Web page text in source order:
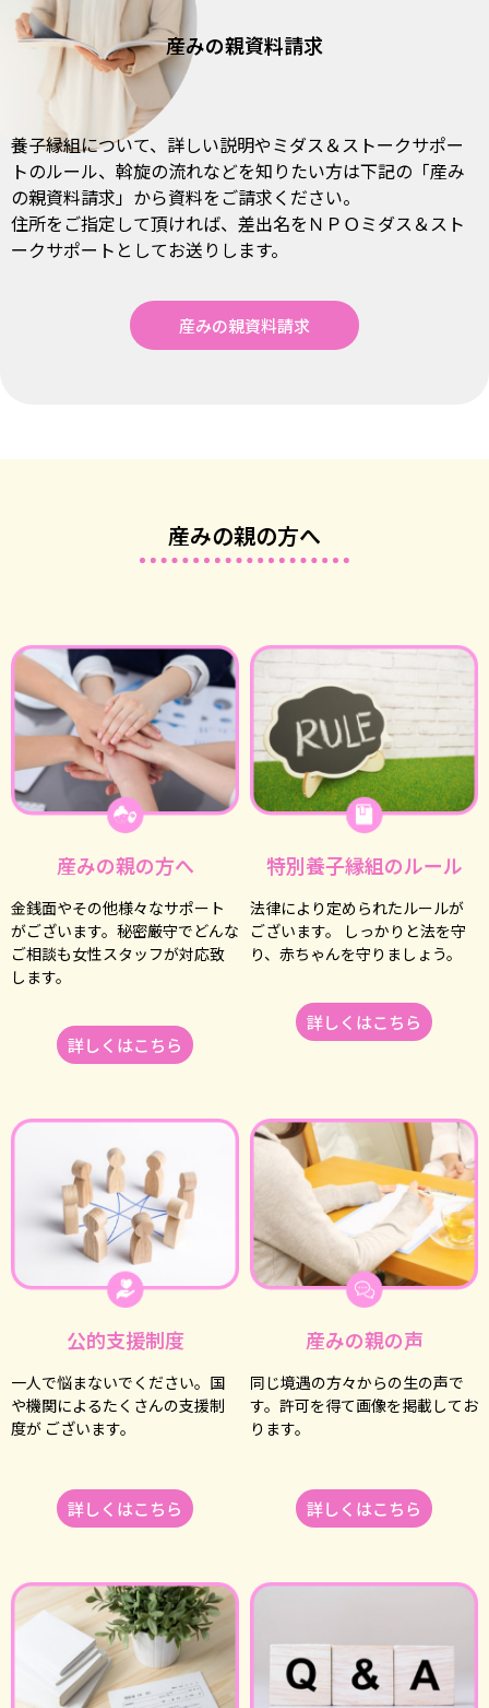
産みの親資料請求
養⼦縁組について、詳しい説明やミダス＆ストークサポー
トのルール、斡旋の流れなどを知りたい⽅は下記の「産み
の親資料請求」から資料をご請求ください。
住所をご指定して頂ければ、差出名をＮＰＯミダス＆スト
ークサポートとしてお送りします。
産みの親資料請求
産みの親の方へ
産みの親の方へ
⾦銭⾯やその他様々なサポート
がございます。秘密厳守でどんな
ご相談も⼥性スタッフが対応致
します。
詳しくはこちら
特別養子縁組のルール
法律により定められたルールが
ございます。 しっかりと法を守
り、⾚ちゃんを守りましょう。
詳しくはこちら
公的⽀援制度
⼀⼈で悩まないでください。国
や機関によるたくさんの⽀援制
度が ございます。
詳しくはこちら
産みの親の声
同じ境遇の⽅々からの⽣の声で
す。許可を得て画像を掲載してお
ります。
詳しくはこちら